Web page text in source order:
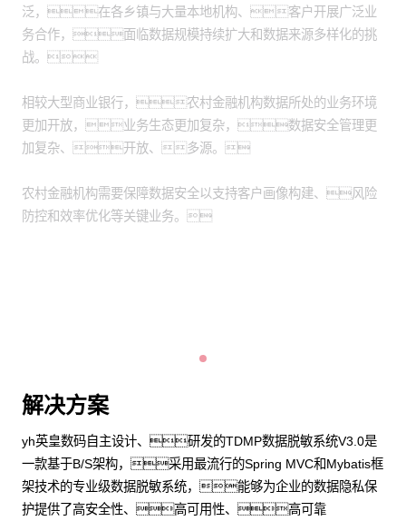
泛，在各乡镇与大量本地机构、客户开展广泛业
务合作，面临数据规模持续扩大和数据来源多样化的挑
战。
相较大型商业银行，农村金融机构数据所处的业务环境
更加开放，业务生态更加复杂，数据安全管理更
加复杂、开放、多源。
农村金融机构需要保障数据安全以支持客户画像构建、风险
防控和效率优化等关键业务。
解决方案
yh英皇数码自主设计、研发的TDMP数据脱敏系统V3.0是
一款基于B/S架构，采用最流行的Spring MVC和Mybatis框
架技术的专业级数据脱敏系统，能够为企业的数据隐私保
护提供了高安全性、高可用性、高可靠